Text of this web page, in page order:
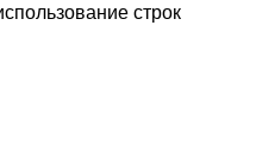
строк